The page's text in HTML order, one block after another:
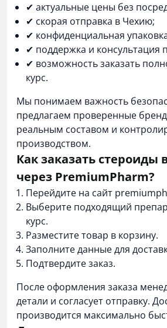
✔ актуальные цены без
✔ скорая отправка в Чехию;
✔ конфиденциальная
✔ поддержка и консультация
✔ возможность заказать
курс.
Мы понимаем важность
предлагаем проверенные
реальным составом и
производством.
Как заказать стероиды
через PremiumPharm?
Перейдите на сайт
Выберите подходящий
курс.
Разместите товар в корзину.
Заполните данные для
Подтвердите заказ.
После оформления заказа
детали и согласует отправку.
производится максимально